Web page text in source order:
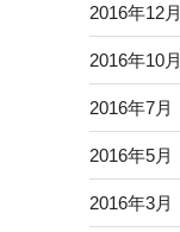
2016年12月
2016年10月
2016年7月
2016年5月
2016年3月